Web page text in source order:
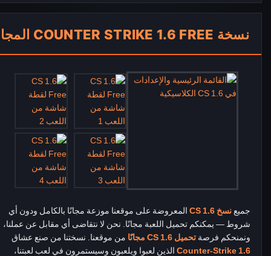
نسخة COUNTER STRIKE 1.6 FREE المجانية
جميع نسخ CS 1.6
المعروضة على موقعنا موزعة مجانًا بالكامل ودون أي
شروط — يمكنكم تحميل اللعبة مجانًا. نحن لا نتقاضى أي مقابل عن عملنا،
ونمنحكم فرصة تحميل CS 1.6 مجانًا
من موقعنا. نسختنا من صنع عشاق
Counter-Strike 1.6 الذين لعبوا ويلعبون وسيستمرون في لعب لعبتنا،